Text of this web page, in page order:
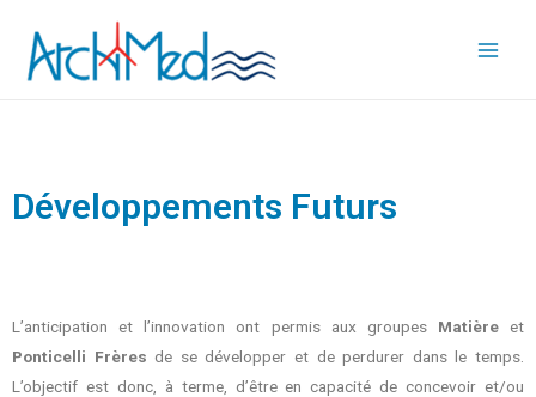
Développements Futurs
L’anticipation et l’innovation ont permis aux groupes Matière et
Ponticelli Frères de se développer et de perdurer dans le temps.
L’objectif est donc, à terme, d’être en capacité de concevoir et/ou